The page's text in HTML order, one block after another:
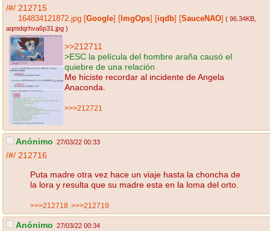
/#/ 212715
164834121872.jpg Google ImgOps iqdb SauceNAO ( 96.34KB
aqmdqrhva6p31.jpg )
>>212711
>ESC la película del hombre araña causó el
quiebre de una relación
Me hiciste recordar al incidente de Angela
Anaconda.
>>>212721
Anónimo 27/03/22 00:33
/#/ 212716
Puta madre otra vez hace un viaje hasta la choncha de
la lora y resulta que su madre esta en la loma del orto.
>>>212718 >>>212719
Anónimo 27/03/22 00:34